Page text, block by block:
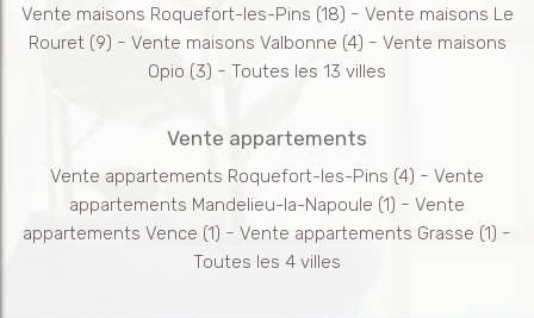
Vente maisons Roquefort-les-Pins (18) - Vente maisons Le
Rouret(9) - Vente maisons Valbonne (4) - Vente maisons
Opio (3) - Toutes les 13 villes
Vente appartements
Vente appartements Roquefort-les-Pins (4) - Vente
appartements Mandelieu-la-Napoule (1) - Vente
appartements Vence (1) - Vente appartements Grasse (1) -
Toutes les 4 villes